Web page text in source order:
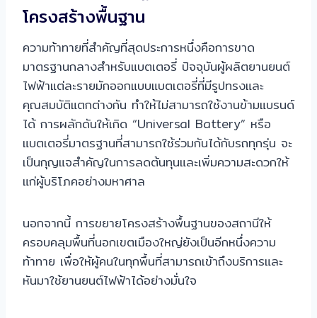
โครงสร้างพื้นฐาน
ความท้าทายที่สำคัญที่สุดประการหนึ่งคือการขาด
มาตรฐานกลางสำหรับแบตเตอรี่ ปัจจุบันผู้ผลิตยานยนต์
ไฟฟ้าแต่ละรายมักออกแบบแบตเตอรี่ที่มีรูปทรงและ
คุณสมบัติแตกต่างกัน ทำให้ไม่สามารถใช้งานข้ามแบรนด์
ได้ การผลักดันให้เกิด “Universal Battery” หรือ
แบตเตอรี่มาตรฐานที่สามารถใช้ร่วมกันได้กับรถทุกรุ่น จะ
เป็นกุญแจสำคัญในการลดต้นทุนและเพิ่มความสะดวกให้
แก่ผู้บริโภคอย่างมหาศาล
นอกจากนี้ การขยายโครงสร้างพื้นฐานของสถานีให้
ครอบคลุมพื้นที่นอกเขตเมืองใหญ่ยังเป็นอีกหนึ่งความ
ท้าทาย เพื่อให้ผู้คนในทุกพื้นที่สามารถเข้าถึงบริการและ
หันมาใช้ยานยนต์ไฟฟ้าได้อย่างมั่นใจ